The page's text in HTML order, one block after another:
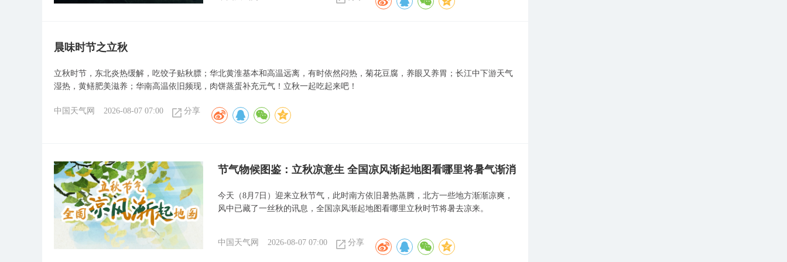
晨味时节之立秋
立秋时节，东北炎热缓解，吃饺子贴秋膘；华北黄淮基本和高温远离，有时依然闷热，菊花豆腐，养眼又养胃；长江中下游天气
湿热，黄鳝肥美滋养；华南高温依旧频现，肉饼蒸蛋补充元气！立秋一起吃起来吧！
中国天气网 2026-08-07 07:00 分享
节气物候图鉴：立秋凉意生 全国凉风渐起地图看哪里将暑气渐消
今天（8月7日）迎来立秋节气，此时南方依旧暑热蒸腾，北方一些地方渐渐凉爽，
风中已藏了一丝秋的讯息，全国凉风渐起地图看哪里立秋时节将暑去凉来。
中国天气网 2026-08-07 07:00 分享